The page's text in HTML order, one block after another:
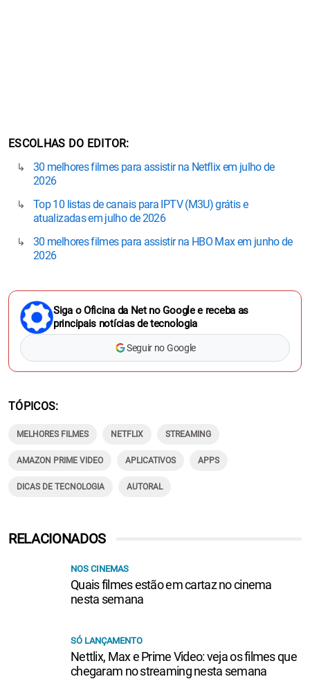
ESCOLHAS DO EDITOR
30 melhores filmes para assistir na Netflix em julho de
2026
Top 10 listas de canais para IPTV (M3U) grátis e
atualizadas em julho de 2026
30 melhores filmes para assistir na HBO Max em junho de
2026
Siga o Oficina da Net no Google e receba as
principais notícias de tecnologia
Seguir no Google
TÓPICOS
MELHORES FILMES NETFLIX STREAMING
AMAZON PRIME VIDEO APLICATIVOS APPS
DICAS DE TECNOLOGIA AUTORAL
RELACIONADOS
NOS CINEMAS
Quais filmes estão em cartaz no cinema
nesta semana
SÓ LANÇAMENTO
Nettlix, Max e Prime Video: veja os filmes que
chegaram no streaming nesta semana